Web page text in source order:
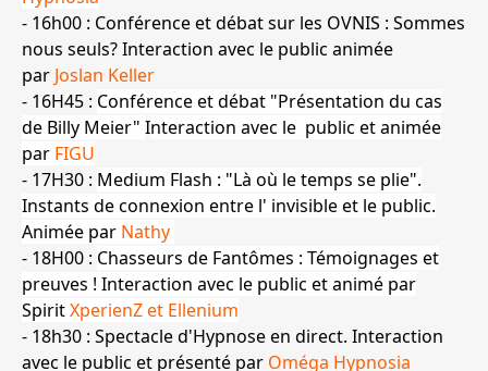
- 16h00 : Conférence et débat sur les OVNIS : Sommes
nous seuls? Interaction avec le public animée
par Joslan Keller
- 16H45 : Conférence et débat "Présentation du cas
de Billy Meier" Interaction avec le public et animée
par FIGU
- 17H30 : Medium Flash : "Là où le temps se plie".
Instants de connexion entre l' invisible et le public.
Animée par Nathy
- 18H00 : Chasseurs de Fantômes : Témoignages et
preuves ! Interaction avec le public et animé par
SpiritXperienZ et Ellenium
- 18h30 : Spectacle d'Hypnose en direct. Interaction
avec le public et présenté par Oméga Hypnosia